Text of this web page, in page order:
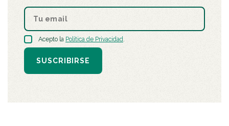
Acepto la Política de Privacidad.
SUSCRIBIRSE